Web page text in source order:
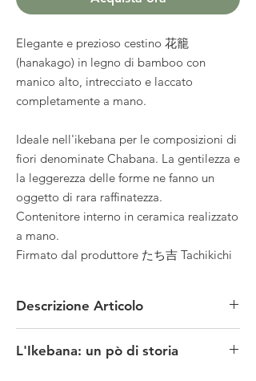
Elegante e prezioso cestino 花籠
(hanakago) in legno di bamboo con
manico alto, intrecciato e laccato
completamente a mano.
Ideale nell'ikebana per le composizioni di
fiori denominate Chabana. La gentilezza e
la leggerezza delle forme ne fanno un
oggetto di rara raffinatezza.
Contenitore interno in ceramica realizzato
a mano.
Firmato dal produttore たち吉 Tachikichi
Descrizione Articolo
TECNICA: manuale
L'Ikebana: un pò di storia